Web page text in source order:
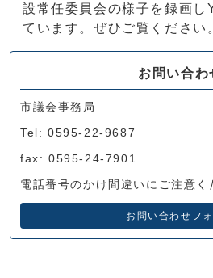
設常任委員会の様子を録画し
ています。ぜひご覧ください
お問い合わ
市議会事務局
Tel: 0595-22-9687
fax: 0595-24-7901
電話番号のかけ間違いにご注意く
お問い合わせフ